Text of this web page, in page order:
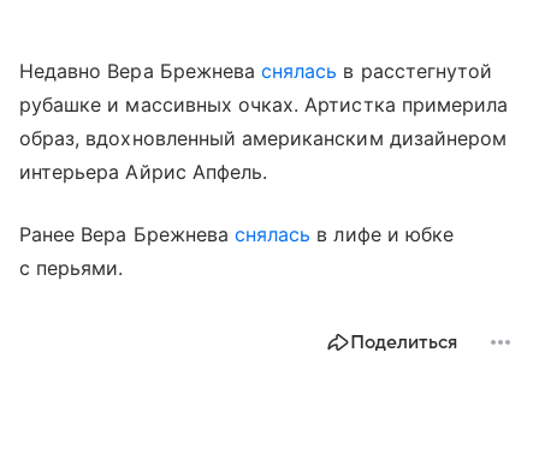
Недавно Вера Брежневаснялась в расстегнутой
рубашке и массивных очках. Артистка примерила
образ, вдохновленный американским дизайнером
интерьера Айрис Апфель.
Ранее Вера Брежнева снялась в лифе и юбке
с перьями.
Поделиться